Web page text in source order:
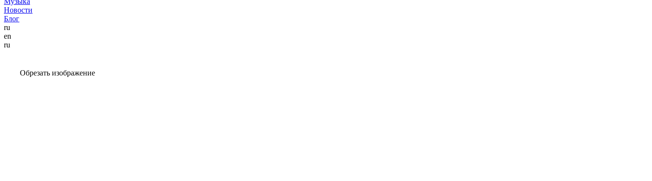
Новости
Блог
ru
en
ru
Обрезать изображение